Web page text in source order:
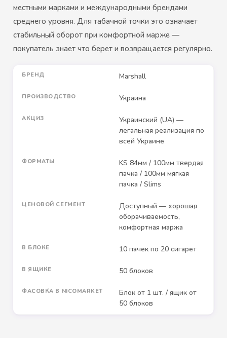
местными марками и международными брендами
среднего уровня. Для табачной точки это означает
стабильный оборот при комфортной марже —
покупатель знает что берет и возвращается регулярно.
БРЕНД Marshall
ПРОИЗВОДСТВО Украина
АКЦИЗ
Украинский (UA) —
легальная реализация по
всей Украине
ФОРМАТЫ
KS 84мм / 100мм твердая
пачка / 100мм мягкая
пачка / Slims
ЦЕНОВОЙ СЕГМЕНТ
Доступный — хорошая
оборачиваемость,
комфортная маржа
В БЛОКЕ 10 пачек по 20 сигарет
В ЯЩИКЕ 50 блоков
ФАСОВКА В NICOMARKET
Блок от 1 шт. / ящик от
50 блоков